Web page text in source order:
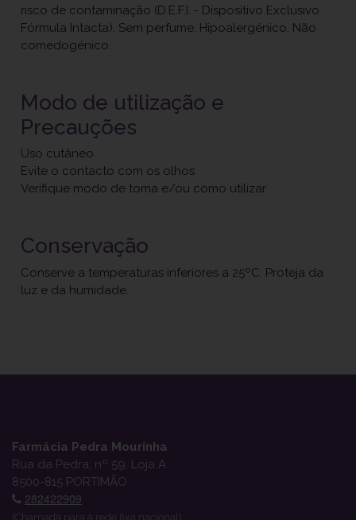
risco de contaminação (D.E.F.I. - Dispositivo Exclusivo
Fórmula Intacta). Sem perfume. Hipoalergénico. Não
comedogénico.
Modo de utilização e
Precauções
Uso cutâneo
Evite o contacto com os olhos
Verifique modo de toma e/ou como utilizar
Conservação
Conserve a temperaturas inferiores a 25ºC. Proteja da
luz e da humidade.
Farmácia Pedra Mourinha
Rua da Pedra, nº 59, Loja A
8500-815 PORTIMÃO
282422909
(Chamada para a rede fixa nacional)